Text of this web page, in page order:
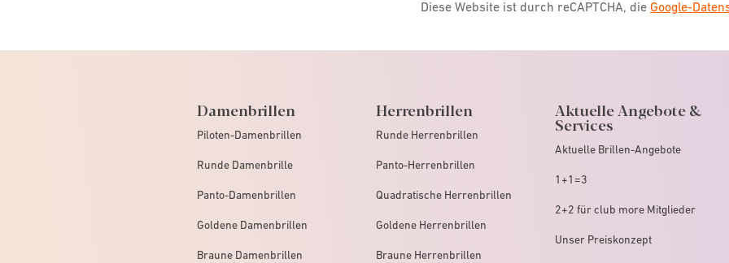
Diese Website ist durch reCAPTCHA, die Google-
Damenbrillen
Piloten-Damenbrillen
Runde Damenbrille
Panto-Damenbrillen
Goldene Damenbrillen
Braune Damenbrillen
Herrenbrillen
Runde Herrenbrillen
Panto-Herrenbrillen
Quadratische Herrenbrillen
Goldene Herrenbrillen
Braune Herrenbrillen
Aktuelle Angebote &
Services
Aktuelle Brillen-Angebote
1+1=3
2+2 für club more Mitglieder
Unser Preiskonzept